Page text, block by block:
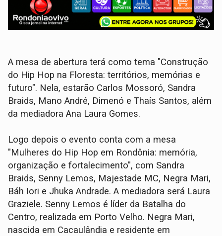
A mesa de abertura terá como tema "Construção
do Hip Hop na Floresta: territórios, memórias e
futuro". Nela, estarão Carlos Mossoró, Sandra
Braids, Mano André, Dimenó e Thaís Santos, além
da mediadora Ana Laura Gomes.
Logo depois o evento conta com a mesa
"Mulheres do Hip Hop em Rondônia: memória,
organização e fortalecimento", com Sandra
Braids, Senny Lemos, Majestade MC, Negra Mari,
Báh Iori e Jhuka Andrade. A mediadora será Laura
Graziele. Senny Lemos é líder da Batalha do
Centro, realizada em Porto Velho. Negra Mari,
nascida em Cacaulândia e residente em